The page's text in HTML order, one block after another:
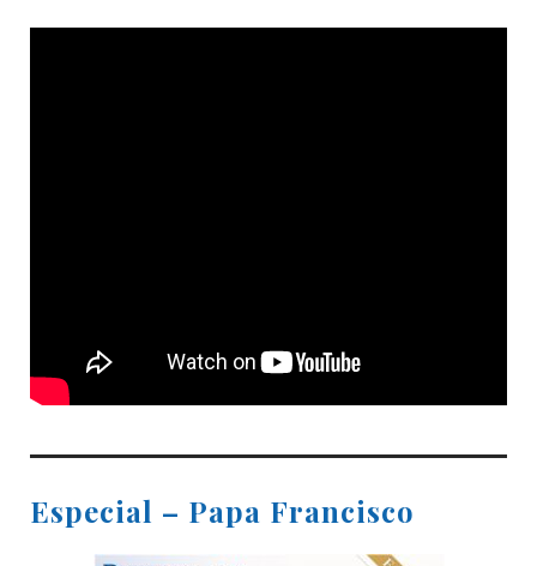
Especial – Papa Francisco